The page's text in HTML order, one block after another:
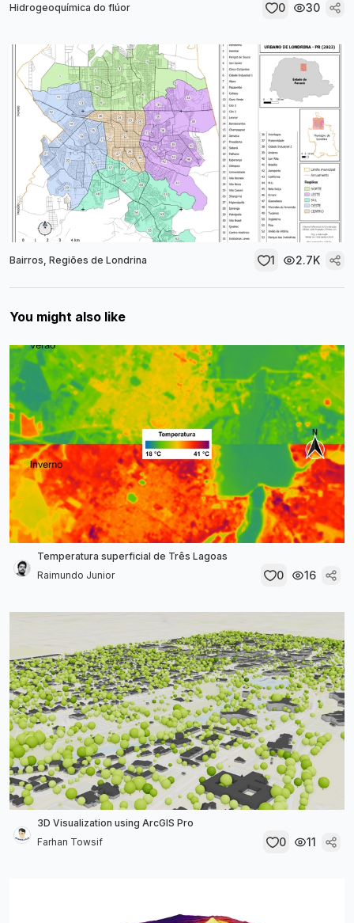
Hidrogeoquímica do flúor 0 30
Bairros, Regiões de Londrina 1 2.7K
You might also like
Temperatura superficial de Três Lagoas
Raimundo Junior
0 16
3D Visualization using ArcGIS Pro
Farhan Towsif
0 11